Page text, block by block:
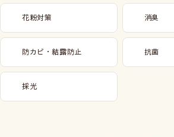
花粉対策 消臭
防カビ・結露防止 抗菌
採光